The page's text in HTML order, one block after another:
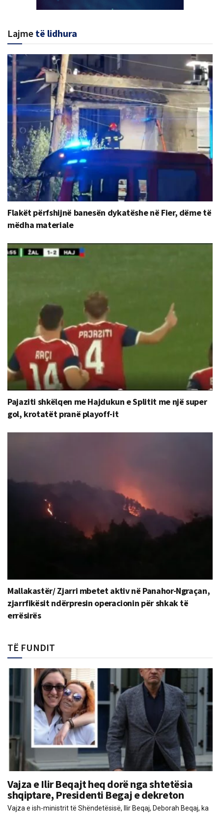
Lajme të lidhura
Flakët përfshijnë banesën dykatëshe në Fier, dëme të
mëdha materiale
Pajaziti shkëlqen me Hajdukun e Splitit me një super
gol, krotatët pranë playoff-it
Mallakastër/ Zjarri mbetet aktiv në Panahor-Ngraçan,
zjarrfikësit ndërpresin operacionin për shkak të
errësirës
TË FUNDIT
Vajza e Ilir Beqajt heq dorë nga shtetësia
shqiptare, Presidenti Begaj e dekreton
Vajza e ish-ministrit të Shëndetësisë, Ilir Beqaj, Deborah Beqaj, ka